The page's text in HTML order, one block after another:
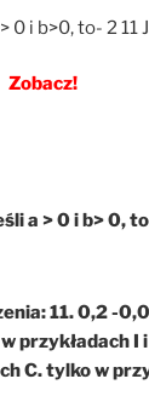
0 i b>0, to- 2 11
Zobacz!
a > 0 i b> 0,
11. 0,2 -
przykładach I i
C. tylko w